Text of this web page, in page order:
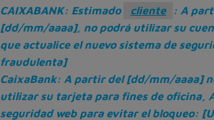
CAIXABANK: Estimado
cliente
: A
[dd/mm/aaaa], no podrá utilizar su
que actualice el nuevo sistema de
fraudulenta]
CaixaBank: A partir del [dd/mm/aaaa]
utilizar su tarjeta para fines de oficina,
seguridad web para evitar el bloqueo: